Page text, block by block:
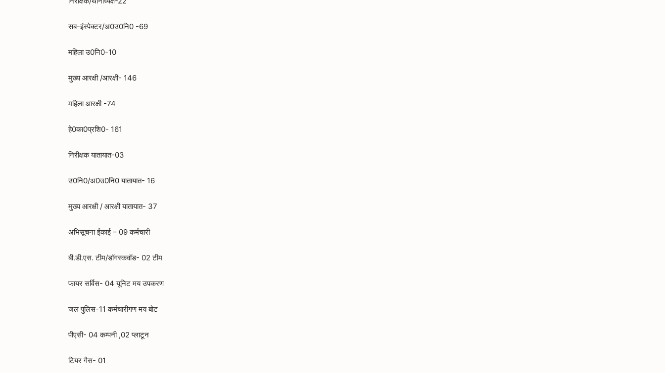
सब-इंस्पेक्टर/अ0उ0नि0 -69
महिला उ0नि0-10
मुख्य आरक्षी /आरक्षी- 146
महिला आरक्षी -74
हे0का0प्रशि0- 161
निरीक्षक यातायात-03
उ0नि0/अ0उ0नि0 यातायात- 16
मुख्य आरक्षी / आरक्षी यातायात- 37
अभिसूचना ईकाई – 09 कर्मचारी
बी.डी.एस. टीम/डॉगस्कवॉड- 02 टीम
फायर सर्विस- 04 यूनिट मय उपकरण
जल पुलिस-11 कर्मचारीगण मय बोट
पीएसी- 04 कम्पनी ,02 प्लाटून
टियर गैस- 01